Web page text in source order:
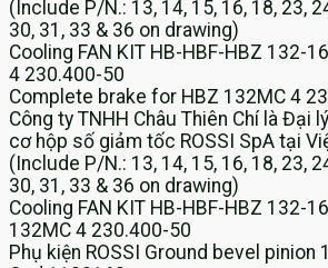
(Include P/N.: 13, 14, 15, 16, 18, 23,
30, 31, 33 & 36 on drawing)
Cooling FAN KIT HB-HBF-HBZ 132-
4 230.400-50
Complete brake for HBZ 132MC 4
Công ty TNHH Châu Thiên Chí là Đại
cơ hộp số giảm tốc ROSSI SpA tại
(Include P/N.: 13, 14, 15, 16, 18, 23,
30, 31, 33 & 36 on drawing)
Cooling FAN KIT HB-HBF-HBZ 132-
132MC 4 230.400-50
Phụ kiện ROSSI Ground bevel pinion